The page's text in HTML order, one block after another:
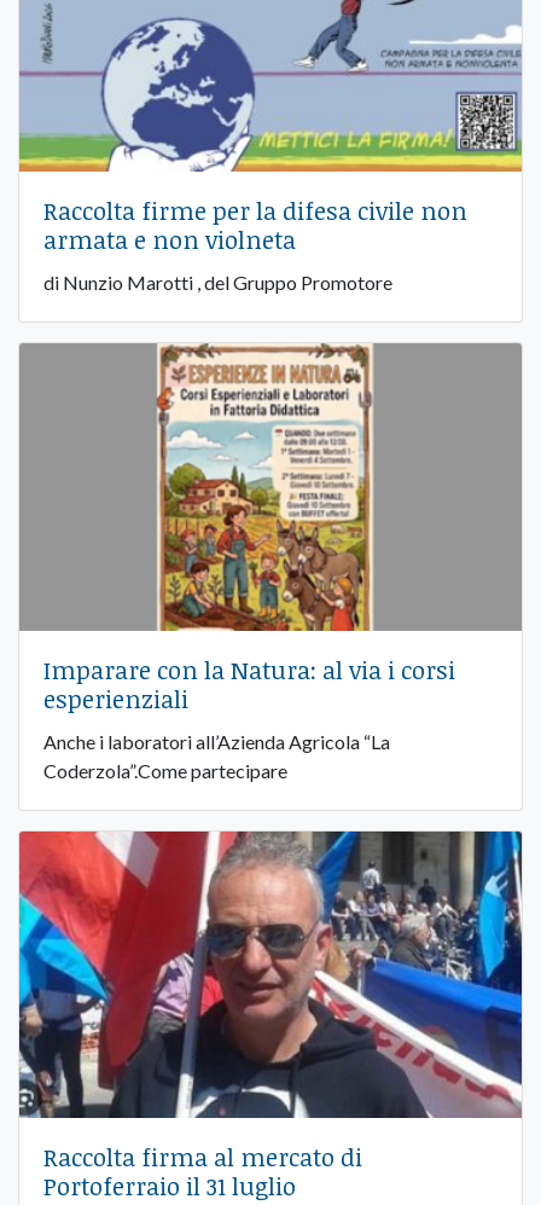
Raccolta firme per la difesa civile non
armata e non violneta
di Nunzio Marotti , del Gruppo Promotore
Imparare con la Natura: al via i corsi
esperienziali
Anche i laboratori all’Azienda Agricola “La
Coderzola”.Come partecipare
Raccolta firma al mercato di
Portoferraio il 31 luglio